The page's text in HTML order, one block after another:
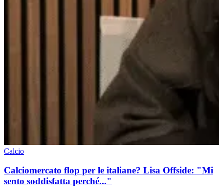
Calcio
Calciomercato flop per le italiane? Lisa Offside: "Mi
sento soddisfatta perché..."